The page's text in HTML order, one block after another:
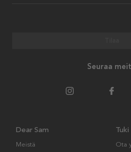
Seuraa
Dear Sam
Meistä
Tuki
Ota